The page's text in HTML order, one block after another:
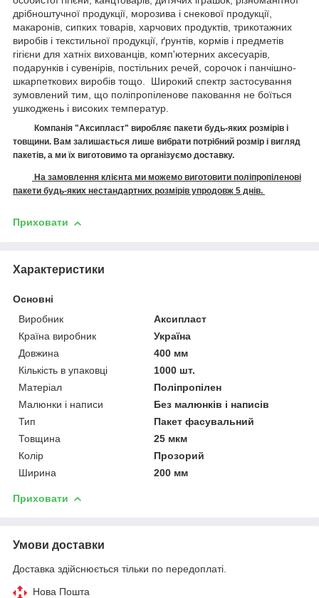
дрібноштучної продукції, морозива і снекової продукції,
макаронів, сипких товарів, харчових продуктів, трикотажних
виробів і текстильної продукції, ґрунтів, кормів і предметів
гігієни для хатніх вихованців, комп'ютерних аксесуарів,
подарунків і сувенірів, постільних речей, сорочок і панчішно-
шкарпеткових виробів тощо. Широкий спектр застосування
зумовлений тим, що поліпропіленове паковання не боїться
ушкоджень і високих температур.
Компанія "Аксипласт" виробляє пакети будь-яких розмірів і
товщини. Вам залишається лише вибрати потрібний розмір і вигляд
пакетів, а ми їх виготовимо та організуємо доставку.
На замовлення клієнта ми можемо виготовити поліпропіленові
пакети будь-яких нестандартних розмірів упродовж 5 днів.
Приховати
Характеристики
Основні
Виробник
Аксипласт
Країна виробник
Україна
Довжина
400 мм
Кількість в упаковці
1000 шт.
Матеріал
Поліпропілен
Малюнки і написи
Без малюнків і написів
Тип
Пакет фасувальний
Товщина
25 мкм
Колір
Прозорий
Ширина
200 мм
Приховати
Умови доставки
Доставка здійснюється тільки по передоплаті.
Нова Пошта